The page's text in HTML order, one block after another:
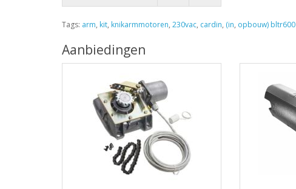
Tags: arm, kit, knikarmmotoren, 230vac, cardin, (in, opbouw) bltr600
Aanbiedingen